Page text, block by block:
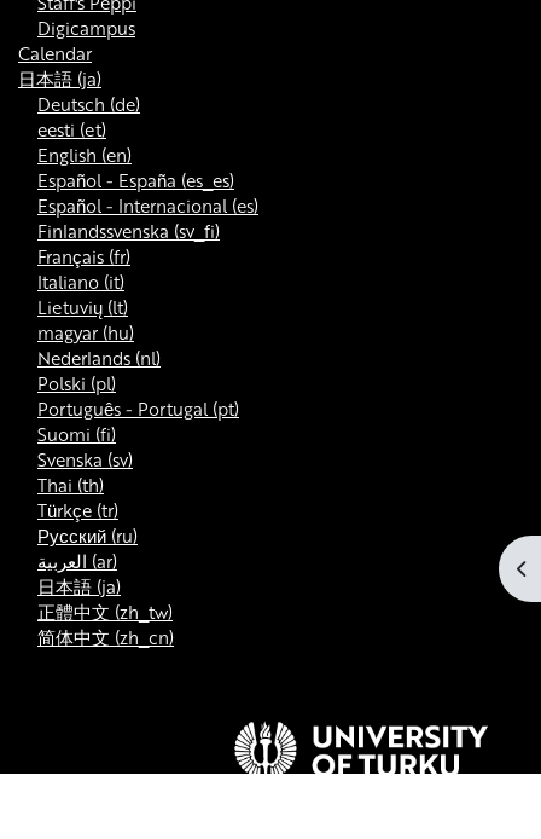
ブ
Digicampus
Calendar
日本語 ‎(ja)‎
Deutsch ‎(de)‎
eesti ‎(et)‎
English ‎(en)‎
Español - España ‎(es_es)‎
Español - Internacional ‎(es)‎
Finlandssvenska ‎(sv_fi)‎
Français ‎(fr)‎
Italiano ‎(it)‎
Lietuvių ‎(lt)‎
magyar ‎(hu)‎
Nederlands ‎(nl)‎
Polski ‎(pl)‎
Português - Portugal ‎(pt)‎
Suomi ‎(fi)‎
Svenska ‎(sv)‎
Thai ‎(th)‎
Türkçe ‎(tr)‎
Русский ‎(ru)‎
العربية ‎(ar)‎
日本語 ‎(ja)‎
正體中文 ‎(zh_tw)‎
简体中文 ‎(zh_cn)‎